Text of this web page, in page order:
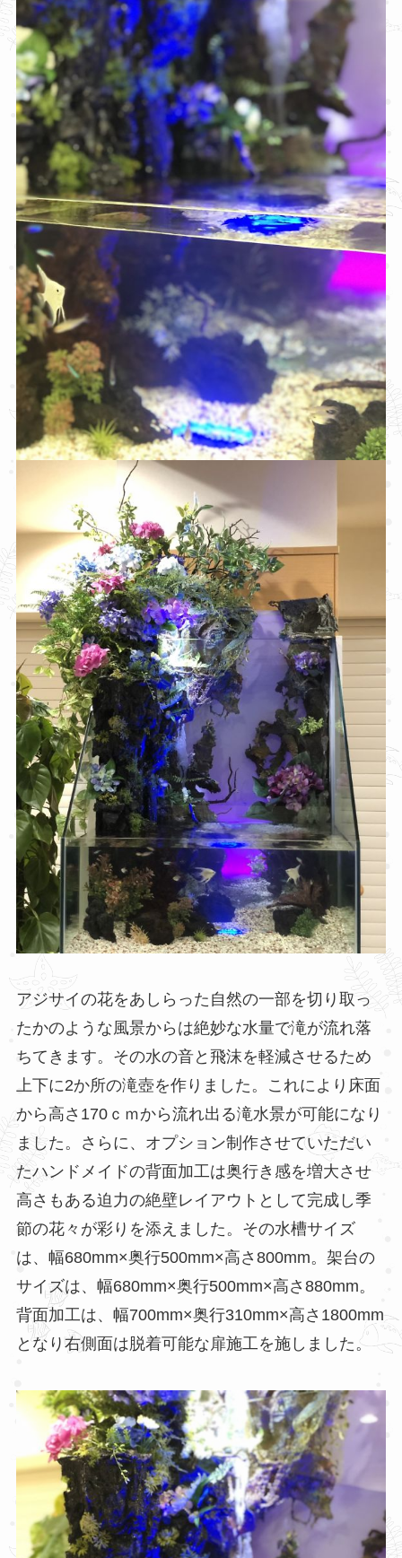
アジサイの花をあしらった自然の一部を切り取っ
たかのような風景からは絶妙な水量で滝が流れ落
ちてきます。その水の音と飛沫を軽減させるため
上下に2か所の滝壺を作りました。これにより床面
から高さ170ｃｍから流れ出る滝水景が可能になり
ました。さらに、オプション制作させていただい
たハンドメイドの背面加工は奥行き感を増大させ
高さもある迫力の絶壁レイアウトとして完成し季
節の花々が彩りを添えました。その水槽サイズ
は、幅680mm×奥行500mm×高さ800mm。架台の
サイズは、幅680mm×奥行500mm×高さ880mm。
背面加工は、幅700mm×奥行310mm×高さ1800mm
となり右側面は脱着可能な扉施工を施しました。